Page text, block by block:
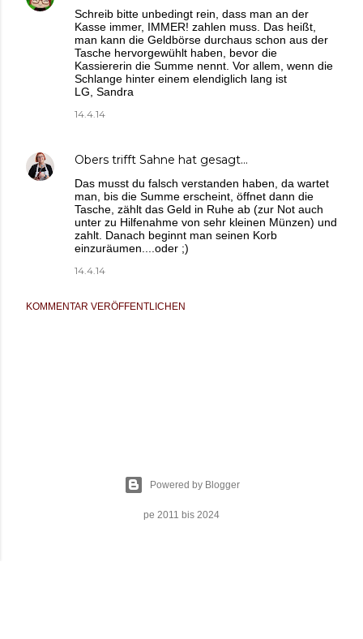
Schreib bitte unbedingt rein, dass man an der
Kasse immer, IMMER! zahlen muss. Das heißt,
man kann die Geldbörse durchaus schon aus der
Tasche hervorgewühlt haben, bevor die
Kassiererin die Summe nennt. Vor allem, wenn die
Schlange hinter einem elendiglich lang ist
LG, Sandra
14.4.14
Obers trifft Sahne hat gesagt…
Das musst du falsch verstanden haben, da wartet
man, bis die Summe erscheint, öffnet dann die
Tasche, zählt das Geld in Ruhe ab (zur Not auch
unter zu Hilfenahme von sehr kleinen Münzen) und
zahlt. Danach beginnt man seinen Korb
einzuräumen....oder ;)
14.4.14
KOMMENTAR VERÖFFENTLICHEN
Powered by Blogger
pe 2011 bis 2024